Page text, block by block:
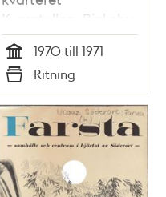
Kvarntullen, Rinkeby
Tid
1970 till 1971
Typ
Ritning